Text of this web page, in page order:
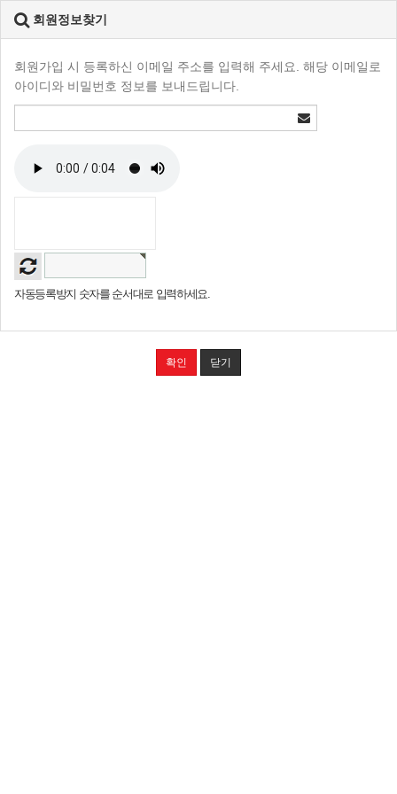
회원정보찾기
회원가입 시 등록하신 이메일 주소를 입력해 주세요. 해당 이메일로
아이디와 비밀번호 정보를 보내드립니다.
자동등록방지 숫자를 순서대로 입력하세요.
확인 닫기